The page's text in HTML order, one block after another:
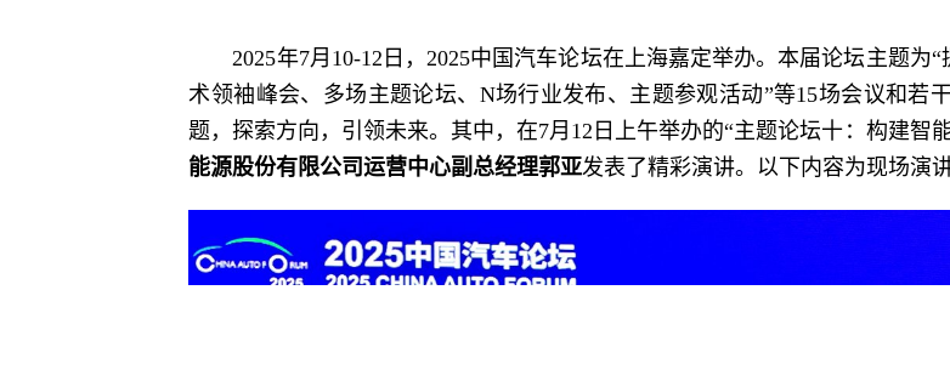
2025年7月10-12日，2025中国汽车论坛在上海嘉定举办。本届论坛主题为“
术领袖峰会、多场主题论坛、N场行业发布、主题参观活动”等15场会议和若
题，探索方向，引领未来。其中，在7月12日上午举办的“主题论坛十：构建智
能源股份有限公司运营中心副总经理郭亚发表了精彩演讲。以下内容为现场演讲